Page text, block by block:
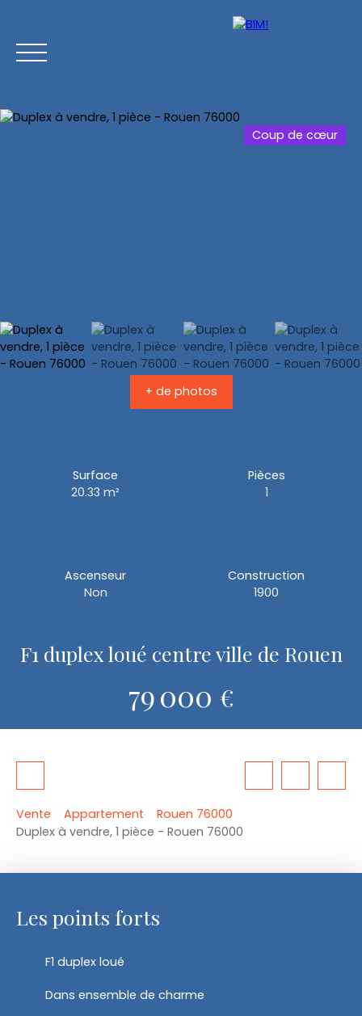
Coup de cœur
+ de photos
Surface
20.33m²
Pièces
1
Ascenseur
Non
Construction
1900
F1 duplex loué centre ville de Rouen
79 000 €
Vente Appartement
Rouen 76000
Duplex à vendre, 1 pièce - Rouen 76000
Les points forts
F1 duplex loué
Dans ensemble de charme